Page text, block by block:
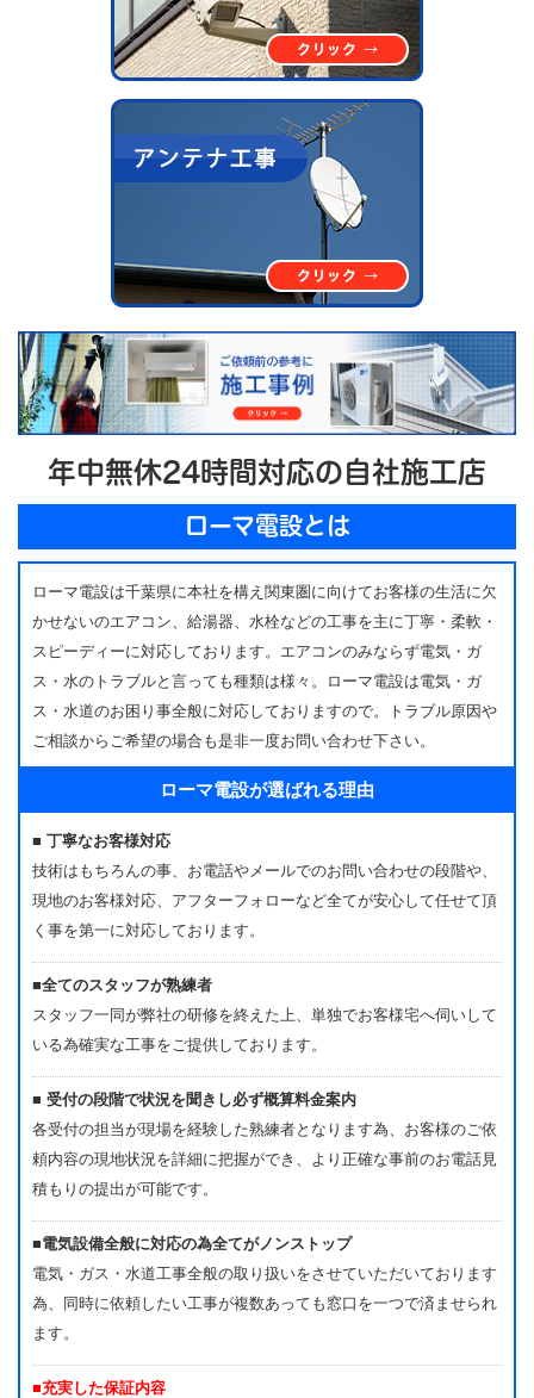
年中無休24時間対応の自社施工店
ローマ電設とは
ローマ電設は千葉県に本社を構え関東圏に向けてお客様の生活に欠
かせないのエアコン、給湯器、水栓などの工事を主に丁寧・柔軟・
スピーディーに対応しております。エアコンのみならず電気・ガ
ス・水のトラブルと言っても種類は様々。ローマ電設は電気・ガ
ス・水道のお困り事全般に対応しておりますので。トラブル原因や
ご相談からご希望の場合も是非一度お問い合わせ下さい。
ローマ電設が選ばれる理由
■ 丁寧なお客様対応
技術はもちろんの事、お電話やメールでのお問い合わせの段階や、
現地のお客様対応、アフターフォローなど全てが安心して任せて頂
く事を第一に対応しております。
■全てのスタッフが熟練者
スタッフ一同が弊社の研修を終えた上、単独でお客様宅へ伺いして
いる為確実な工事をご提供しております。
■ 受付の段階で状況を聞きし必ず概算料金案内
各受付の担当が現場を経験した熟練者となります為、お客様のご依
頼内容の現地状況を詳細に把握ができ、より正確な事前のお電話見
積もりの提出が可能です。
■電気設備全般に対応の為全てがノンストップ
電気・ガス・水道工事全般の取り扱いをさせていただいております
為、同時に依頼したい工事が複数あっても窓口を一つで済ませられ
ます。
■充実した保証内容